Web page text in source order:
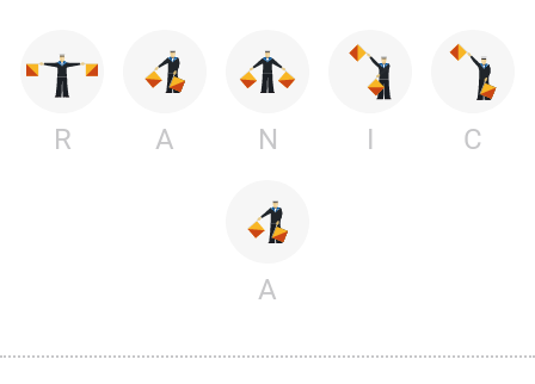
R A N I C
A